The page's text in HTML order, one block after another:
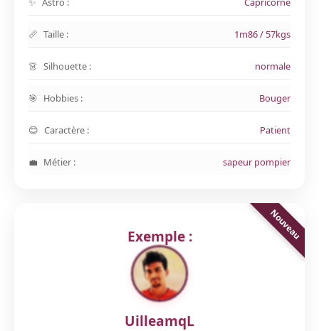
Taille : 1m86 / 57kgs
Silhouette : normale
Hobbies : Bouger
Caractère : Patient
Métier : sapeur pompier
Exemple :
UilleamqL